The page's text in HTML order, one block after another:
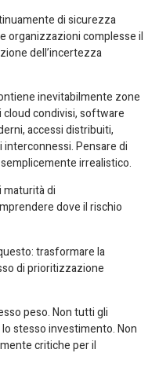
di sicurezza
organizzazioni complesse il
dell’incertezza
inevitabilmente zone
condivisi, software
accessi distribuiti,
Pensare di
irrealistico.
maturità di
dove il rischio
trasformare la
di prioritizzazione
peso. Non tutti gli
stesso investimento. Non
critiche per il